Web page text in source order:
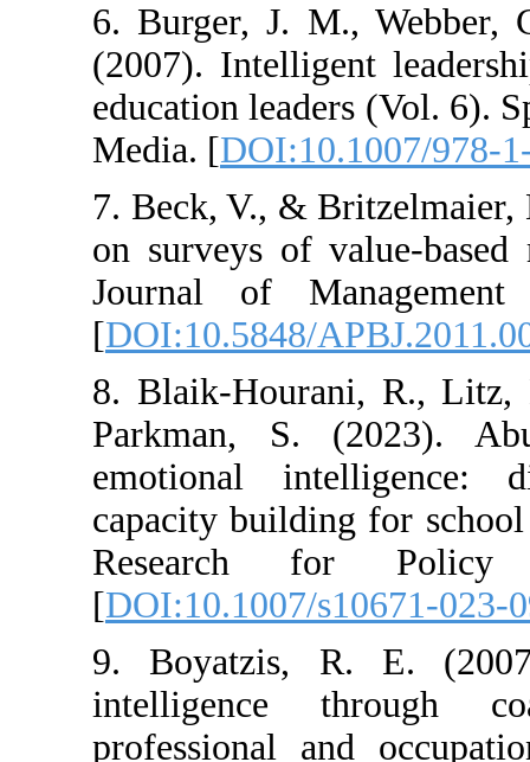
6. Burger, J.
(2007).
education
Media. [
7. Beck, V., &
on surveys of
Journal of
[DOI:10.5848/
8. Blaik-
Parkman, S.
emotional
capacity
Research
[DOI:10.1007/
9. Boyatzis,
intelligence
professional